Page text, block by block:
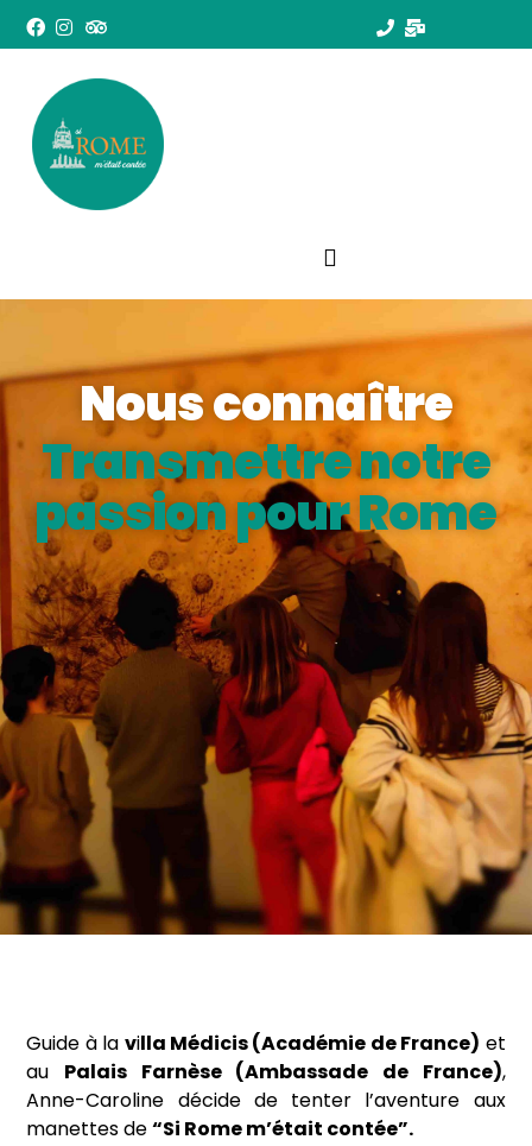
Nousconnaître
Transmettre notre
passion pour Rome
Guide à la villa Médicis (Académie de France) et
au Palais Farnèse (Ambassade de France),
Anne-Caroline décide de tenter l’aventure aux
manettes de“Si Rome m’était contée”.